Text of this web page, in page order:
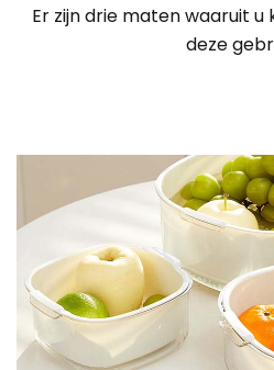
Er zijn drie maten waaruit u
deze